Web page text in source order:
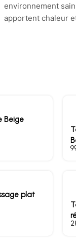
environnement
apportent chaleur
Beige
plat